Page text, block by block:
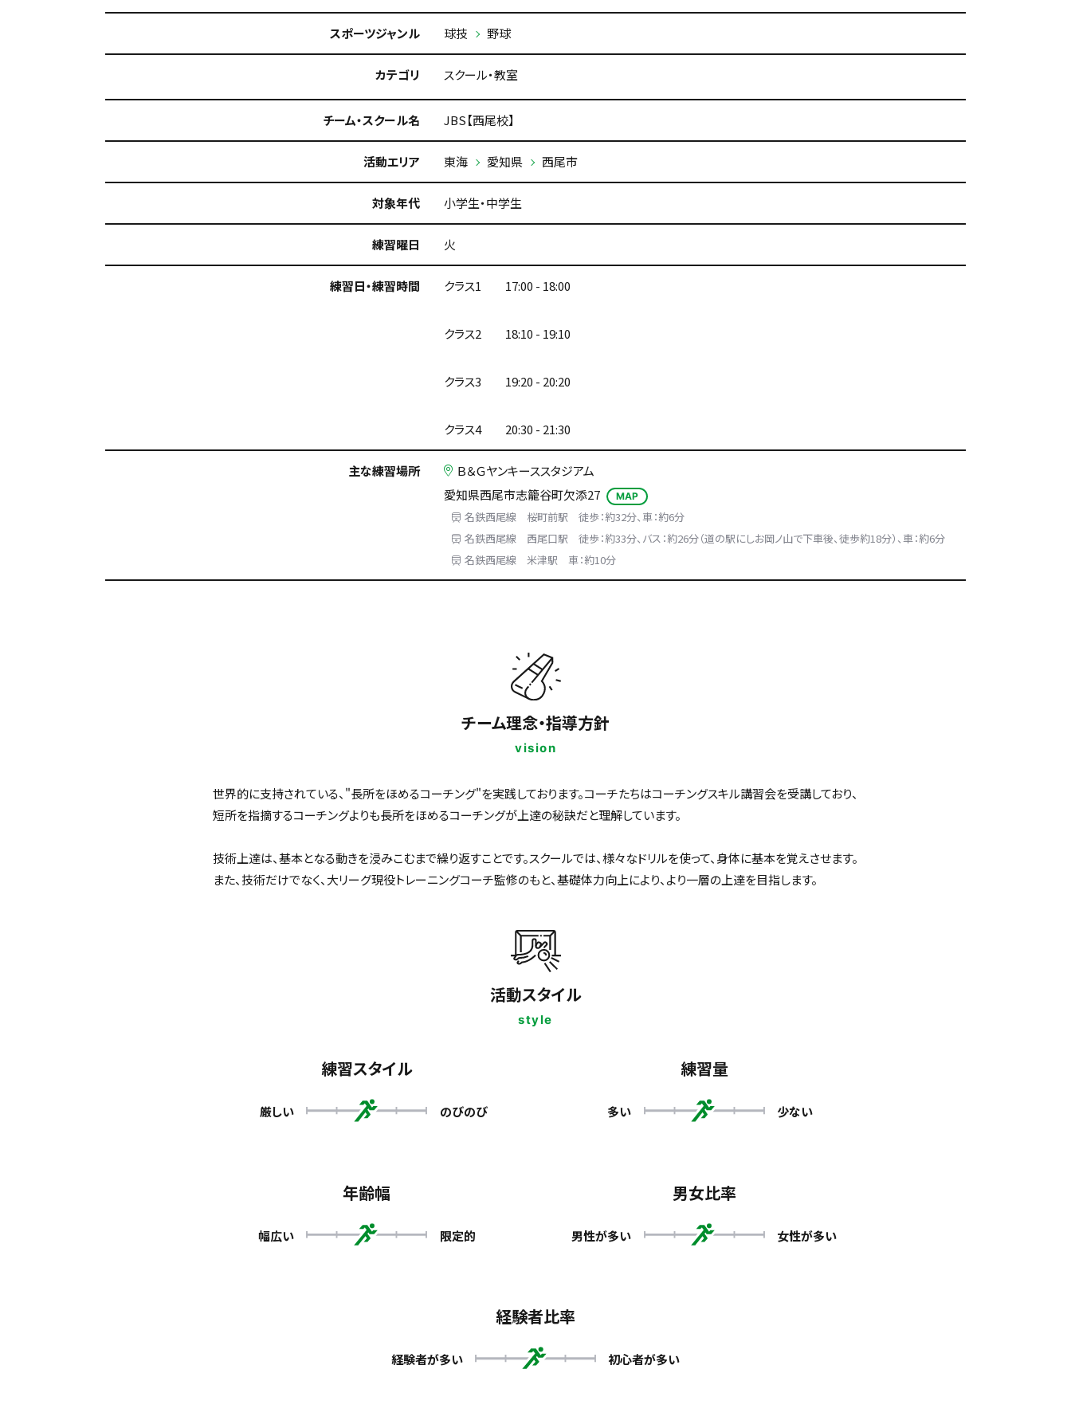
スポーツジャンル 球技 野球
カテゴリ スクール・教室
チーム・スクール名 JBS【西尾校】
活動エリア 東海 愛知県 西尾市
対象年代 小学生・中学生
練習曜日 火
練習日・練習時間 クラス1 17:00 - 18:00
クラス2 18:10 - 19:10
クラス3 19:20 - 20:20
クラス4 20:30 - 21:30
主な練習場所
Ｂ＆Ｇヤンキーススタジアム
愛知県西尾市志籠谷町欠添27
MAP
名鉄西尾線 桜町前駅 徒歩：約32分、車：約6分
名鉄西尾線 西尾口駅 徒歩：約33分、バス：約26分（道の駅にしお岡ノ山で下車後、徒歩約18分）、車：約6分
名鉄西尾線 米津駅 車：約10分
チーム理念・指導方針
vision
世界的に支持されている、"長所をほめるコーチング"を実践しております。コーチたちはコーチングスキル講習会を受講しており、
短所を指摘するコーチングよりも長所をほめるコーチングが上達の秘訣だと理解しています。
技術上達は、基本となる動きを浸みこむまで繰り返すことです。スクールでは、様々なドリルを使って、身体に基本を覚えさせます。
また、技術だけでなく、大リーグ現役トレーニングコーチ監修のもと、基礎体力向上により、より一層の上達を目指します。
活動スタイル
style
練習スタイル
厳しい のびのび
練習量
多い 少ない
年齢幅
幅広い 限定的
男女比率
男性が多い 女性が多い
経験者比率
経験者が多い 初心者が多い